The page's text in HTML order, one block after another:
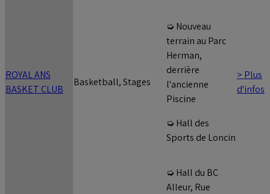
ROYAL ANS
BASKET CLUB
Basketball, Stages
➭ Nouveau
terrain au Parc
Herman,
derrière
l'ancienne
Piscine
➭ Hall des
Sports de Loncin
> Plus
d'infos
➭ Hall du BC
Alleur, Rue